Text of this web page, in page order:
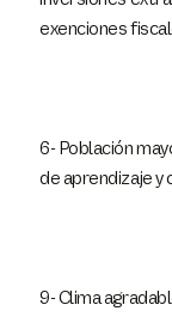
exenciones
6- Población
de aprendizaje y
9- Clima